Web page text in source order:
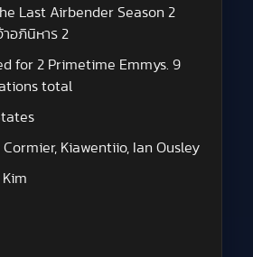
Last Airbender Season 2
อภินิหาร 2
for 2 Primetime Emmys. 9
total
Cormier, Kiawentiio, Ian Ousley